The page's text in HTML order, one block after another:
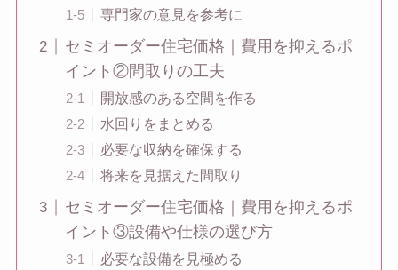
専門家の意見を参考に
セミオーダー住宅価格｜費用を抑えるポ
イント②間取りの工夫
開放感のある空間を作る
水回りをまとめる
必要な収納を確保する
将来を見据えた間取り
セミオーダー住宅価格｜費用を抑えるポ
イント③設備や仕様の選び方
必要な設備を見極める